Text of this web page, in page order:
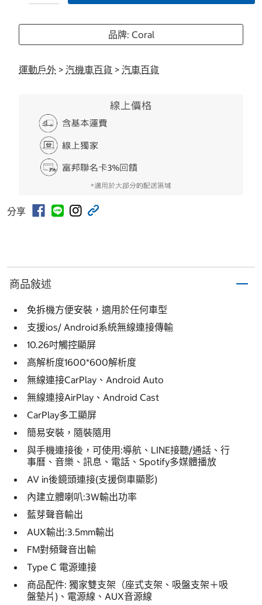
品牌: Coral
運動戶外 > 汽機車百貨 > 汽車百貨
分享
商品敍述
免拆機方便安裝，適用於任何車型
支援ios/ Android系統無線連接傳輸
10.26吋觸控顯屏
高解析度1600*600解析度
無線連接CarPlay、Android Auto
無線連接AirPlay、Android Cast
CarPlay多工顯屏
簡易安裝，隨裝隨用
與手機連接後，可使用:導航、LINE接聽/通話、行
事曆、音樂、訊息、電話、Spotify多媒體播放
AV in後鏡頭連接(支援倒車顯影)
內建立體喇叭:3W輸出功率
藍芽聲音輸出
AUX輸出:3.5mm輸出
FM對頻聲音出輸
Type C 電源連接
商品配件: 獨家雙支架（座式支架、吸盤支架＋吸
盤墊片)、電源線、 AUX音源線